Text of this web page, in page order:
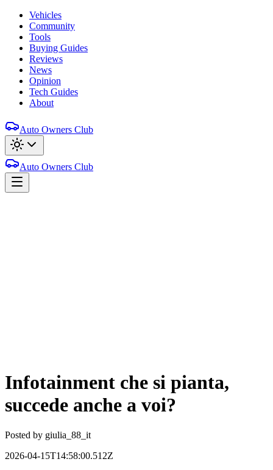
Vehicles
Community
Tools
Buying Guides
Reviews
News
Opinion
Tech Guides
About
Auto Owners Club
Auto Owners Club
Infotainment che si pianta,
succede anche a voi?
Posted by giulia_88_it
2026-04-15T14:58:00.512Z